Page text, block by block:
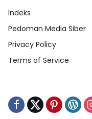
Indeks
Pedoman Media Siber
Privacy Policy
Terms of Service